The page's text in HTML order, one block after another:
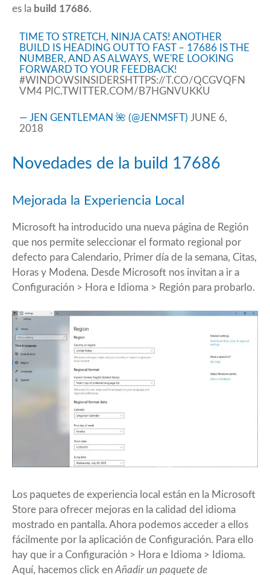
es la build 17686.
TIME TO STRETCH, NINJA CATS! ANOTHER
BUILD IS HEADING OUT TO FAST – 17686 IS THE
NUMBER, AND AS ALWAYS, WE'RE LOOKING
FORWARD TO YOUR FEEDBACK!
#WINDOWSINSIDERSHTTPS://T.CO/QCGVQFN
VM4 PIC.TWITTER.COM/B7HGNVUKKU
— JEN GENTLEMAN 🌺 (@JENMSFT) JUNE 6,
2018
Novedades de la build 17686
Mejorada la Experiencia Local
Microsoft ha introducido una nueva página de Región
que nos permite seleccionar el formato regional por
defecto para Calendario, Primer día de la semana, Citas,
Horas y Modena. Desde Microsoft nos invitan a ir a
Configuración > Hora e Idioma > Región para probarlo.
Los paquetes de experiencia local están en la Microsoft
Store para ofrecer mejoras en la calidad del idioma
mostrado en pantalla. Ahora podemos acceder a ellos
fácilmente por la aplicación de Configuración. Para ello
hay que ir a Configuración > Hora e Idioma > Idioma.
Aquí, hacemos click en Añadir un paquete de